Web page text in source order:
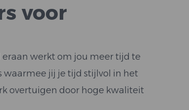
voor
werkt om jou meer tijd te
waarmee jij je tijd stijlvol in het
overtuigen door hoge kwaliteit